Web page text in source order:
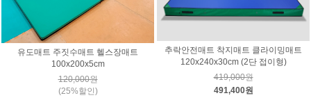
유도매트 주짓수매트 헬스장매트
100x200x5cm
120,000원
(25%할인)
추락안전매트 착지매트 클라이밍매트
120x240x30cm (2단 접이형)
419,000원
491,400원